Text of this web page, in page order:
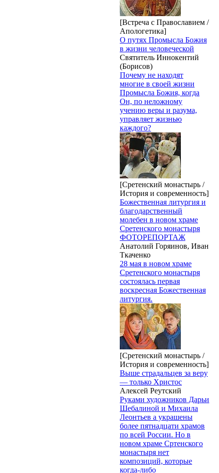
[Встреча с Православием /
Апологетика]
О путях Промысла Божия
в жизни человеческой
Святитель Иннокентий
(Борисов)
Почему не находят
многие в своей жизни
Промысла Божия, когда
Он, по неложному
учению веры и разума,
управляет жизнью
каждого?
[Сретенский монастырь /
История и современность]
Божественная литургия и
благодарственный
молебен в новом храме
Сретенского монастыря
ФОТОРЕПОРТАЖ
Анатолий Горяинов, Иван
Ткаченко
28 мая в новом храме
Сретенского монастыря
состоялась первая
воскресная Божественная
литургия.
[Сретенский монастырь /
История и современность]
Выше страдальцев за веру
— только Христос
Алексей Реутский
Руками художников Дарьи
Шебалиной и Михаила
Леонтьев а украшены
более пятнадцати храмов
по всей России. Но в
новом храме Сртенского
монастыря нет
композиций, которые
когда-либо